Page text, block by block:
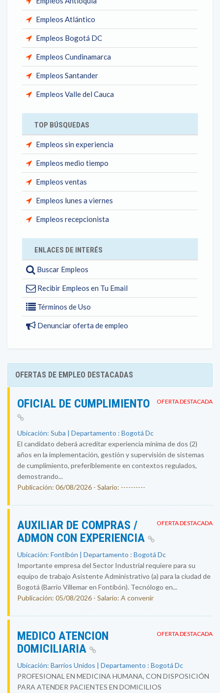
Empleos Atlántico
Empleos Bogotá DC
Empleos Cundinamarca
Empleos Santander
Empleos Valle del Cauca
TOP BÚSQUEDAS
Empleos sin experiencia
Empleos medio tiempo
Empleos ventas
Empleos lunes a viernes
Empleos recepcionista
ENLACES DE INTERÉS
Buscar Empleos
Recibir Empleos en Tu Email
Términos de Uso
Denunciar oferta de empleo
OFERTAS DE EMPLEO DESTACADAS
OFERTA DESTACADA
OFICIAL DE CUMPLIMIENTO
Ubicación: Suba | Departamento : Bogotá Dc
El candidato deberá acreditar experiencia mínima de dos (2)
años en la implementación, gestión y supervisión de sistemas
de cumplimiento, preferiblemente en contextos regulados,
demostrando...
Publicación: 06/08/2026 - Salario: ----------
OFERTA DESTACADA
AUXILIAR DE COMPRAS /
ADMON CON EXPERIENCIA
Ubicación: Fontibón | Departamento : Bogotá Dc
Importante empresa del Sector Industrial requiere para su
equipo de trabajo Asistente Administrativo (a) para la ciudad de
Bogotá (Barrio Villemar en Fontibón). Tecnólogo en...
Publicación: 05/08/2026 - Salario: A convenir
OFERTA DESTACADA
MEDICO ATENCION
DOMICILIARIA
Ubicación: Barrios Unidos | Departamento : Bogotá Dc
PROFESIONAL EN MEDICINA HUMANA, CON DISPOSICIÓN
PARA ATENDER PACIENTES EN DOMICILIOS